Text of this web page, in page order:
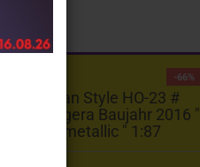
-66%
Avan Style HO-23 #
Regera Baujahr 2016 "
" 1:87